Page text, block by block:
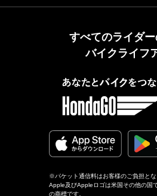
すべてのライダ
バイクライフ
※パケット通信料はお客様のご負担とな
Apple及びAppleロゴは米国その他の国
の商標です。